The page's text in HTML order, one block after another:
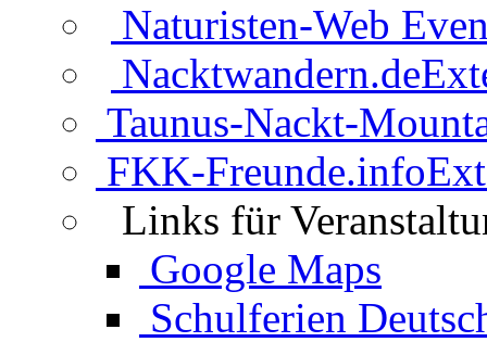
Naturisten-Web
Nacktwandern.de
Taunus-Nackt-
FKK-Freunde.info
Links für
Google Maps
Schulferien